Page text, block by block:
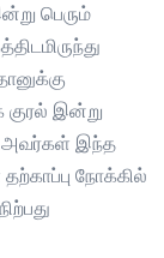
பெரும்
குரல் இன்று
அவர்கள் இந்த
நோக்கில்